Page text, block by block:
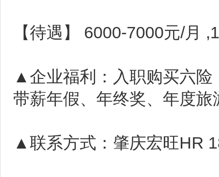
【待遇】 6000-7000元/月
▲企业福利：入职购买六险
带薪年假、年终奖、年度旅
▲联系方式：肇庆宏旺HR